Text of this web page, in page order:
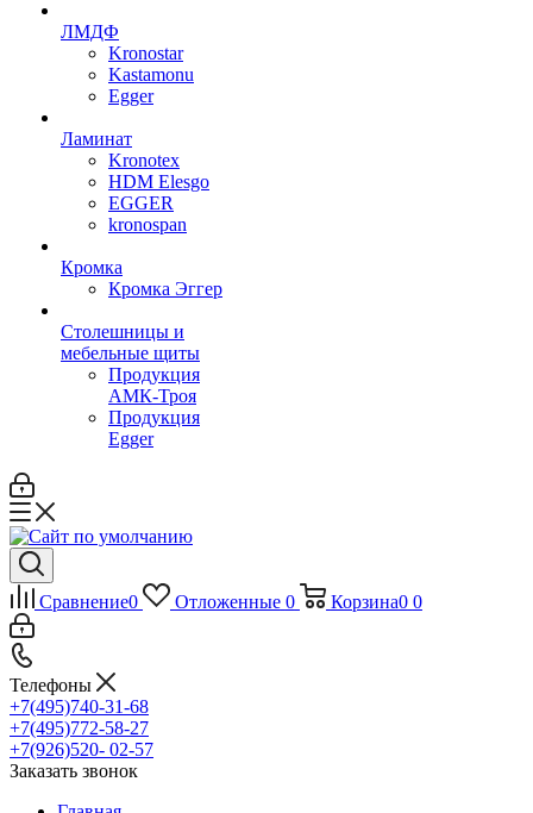
ЛМДФ
Kronostar
Kastamonu
Egger
Ламинат
Kronotex
HDM Elesgo
EGGER
kronospan
Кромка
Кромка Эггер
Столешницы и
мебельные щиты
Продукция
АМК-Троя
Продукция
Egger
Сравнение0 Отложенные 0 Корзина0 0
Телефоны
+7(495)740-31-68
+7(495)772-58-27
+7(926)520- 02-57
Заказать звонок